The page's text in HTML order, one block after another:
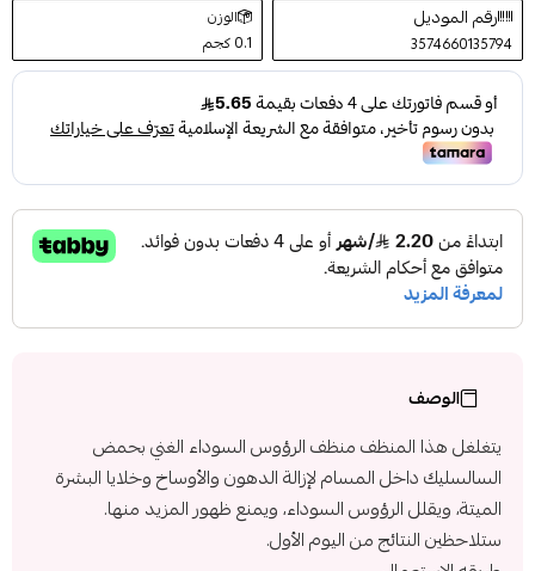
رقم الموديل
3574660135794
الوزن
0.1 كجم
الوصف
يتغلغل هذا المنظف منظف الرؤوس السوداء الغني بحمض
السالسليك داخل المسام لإزالة الدهون والأوساخ وخلايا البشرة
الميتة، ويقلل الرؤوس السوداء، ويمنع ظهور المزيد منها.
ستلاحظين النتائج من اليوم الأول.